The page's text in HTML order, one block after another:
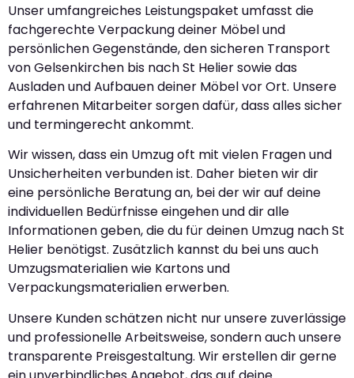
Unser umfangreiches Leistungspaket umfasst die
fachgerechte Verpackung deiner Möbel und
persönlichen Gegenstände, den sicheren Transport
von Gelsenkirchen bis nach St Helier sowie das
Ausladen und Aufbauen deiner Möbel vor Ort. Unsere
erfahrenen Mitarbeiter sorgen dafür, dass alles sicher
und termingerecht ankommt.
Wir wissen, dass ein Umzug oft mit vielen Fragen und
Unsicherheiten verbunden ist. Daher bieten wir dir
eine persönliche Beratung an, bei der wir auf deine
individuellen Bedürfnisse eingehen und dir alle
Informationen geben, die du für deinen Umzug nach St
Helier benötigst. Zusätzlich kannst du bei uns auch
Umzugsmaterialien wie Kartons und
Verpackungsmaterialien erwerben.
Unsere Kunden schätzen nicht nur unsere zuverlässige
und professionelle Arbeitsweise, sondern auch unsere
transparente Preisgestaltung. Wir erstellen dir gerne